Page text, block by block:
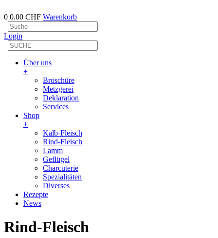
0 0.00 CHF Warenkorb
Login
Über uns
+
Broschüre
Metzgerei
Deklaration
Services
Shop
+
Kalb-Fleisch
Rind-Fleisch
Lamm
Geflügel
Charcuterie
Spezialitäten
Diverses
Rezepte
News
Rind-Fleisch